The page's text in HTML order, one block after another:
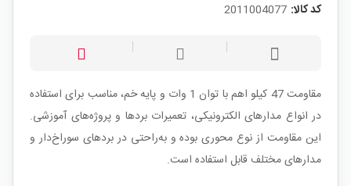
کد کالا: 2011004077
مقاومت 47 کیلو اهم با توان 1 وات و پایه خم، مناسب برای استفاده
در انواع مدارهای الکترونیکی، تعمیرات بردها و پروژه‌های آموزشی.
این مقاومت از نوع محوری بوده و به‌راحتی در بردهای سوراخ‌دار و
مدارهای مختلف قابل استفاده است.